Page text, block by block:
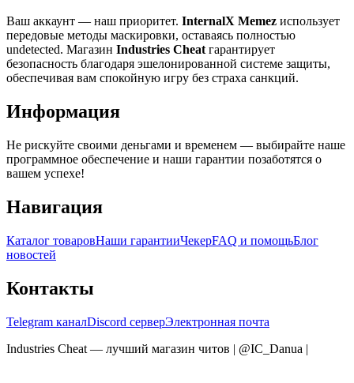
Ваш аккаунт — наш приоритет. InternalX Memez использует
передовые методы маскировки, оставаясь полностью
undetected. Магазин Industries Cheatгарантирует
безопасность благодаря эшелонированной системе защиты,
обеспечивая вам спокойную игру без страха санкций.
Информация
Не рискуйте своими деньгами и временем — выбирайте наше
программное обеспечение и наши гарантии позаботятся о
вашем успехе!
Навигация
Каталог товаровНаши гарантииЧекерFAQ и помощьБлог
новостей
Контакты
Telegram каналDiscord серверЭлектронная почта
Industries Cheat — лучший магазин читов | @IC_Danua |